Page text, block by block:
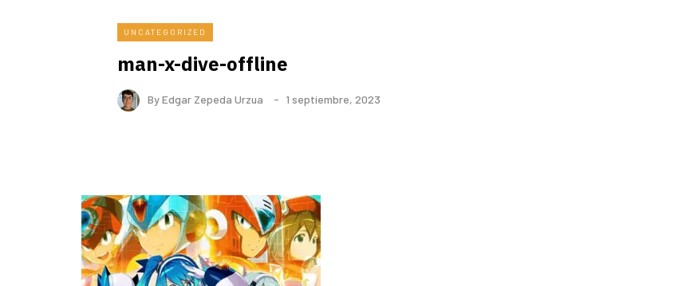
UNCATEGORIZED
man-x-dive-offline
ByEdgar Zepeda Urzua 1 septiembre, 2023